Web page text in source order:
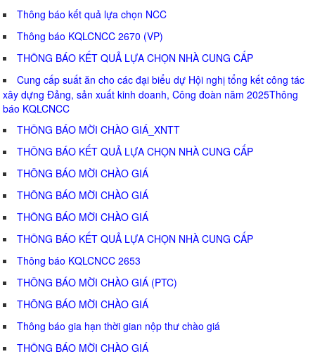
Thông báo kết quả lựa chọn NCC
Thông báo KQLCNCC 2670 (VP)
THÔNG BÁO KẾT QUẢ LỰA CHỌN NHÀ CUNG CẤP
Cung cấp suất ăn cho các đại biểu dự Hội nghị tổng kết công tác
xây dựng Đảng, sản xuất kinh doanh, Công đoàn năm 2025Thông
báo KQLCNCC
THÔNG BÁO MỜI CHÀO GIÁ_XNTT
THÔNG BÁO KẾT QUẢ LỰA CHỌN NHÀ CUNG CẤP
THÔNG BÁO MỜI CHÀO GIÁ
THÔNG BÁO MỜI CHÀO GIÁ
THÔNG BÁO MỜI CHÀO GIÁ
THÔNG BÁO KẾT QUẢ LỰA CHỌN NHÀ CUNG CẤP
Thông báo KQLCNCC 2653
THÔNG BÁO MỜI CHÀO GIÁ (PTC)
THÔNG BÁO MỜI CHÀO GIÁ
Thông báo gia hạn thời gian nộp thư chào giá
THÔNG BÁO MỜI CHÀO GIÁ